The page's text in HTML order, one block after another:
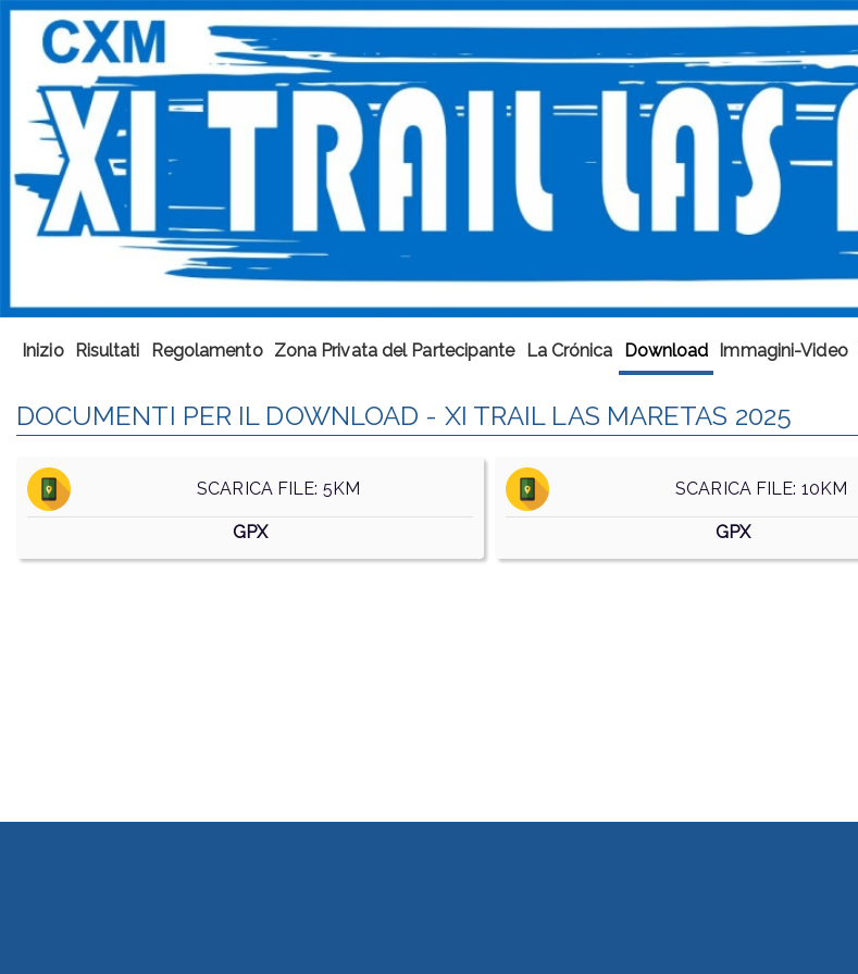
Inizio Risultati Regolamento Zona Privata del Partecipante La Crónica Download Immagini-Video
DOCUMENTI PER IL DOWNLOAD - XI TRAIL LAS MARETAS 2025
SCARICA FILE: 5KM
GPX
SCARICA FILE: 10KM
GPX